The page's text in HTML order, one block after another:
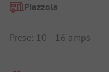
Piazzola
Prese: 10 - 16 amps